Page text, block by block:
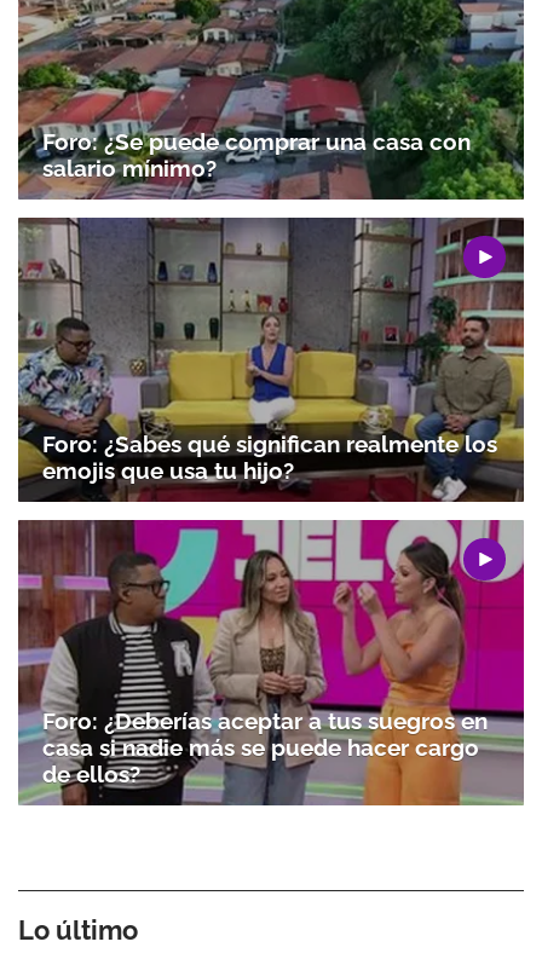
ACEPTAR
Foro: ¿Se puede comprar una casa con
salario mínimo?
Foro: ¿Sabes qué significan realmente los
emojis que usa tu hijo?
Foro: ¿Deberías aceptar a tus suegros en
casa si nadie más se puede hacer cargo
de ellos?
Lo último